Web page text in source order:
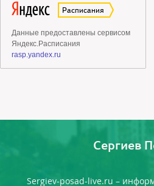
Сергиев
Sergiev-posad-live.ru –